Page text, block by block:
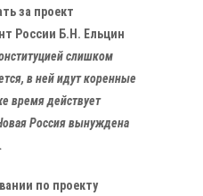
за проект
России Б.Н. Ельцин
слишком
в ней идут коренные
время действует
Россия вынуждена
по проекту